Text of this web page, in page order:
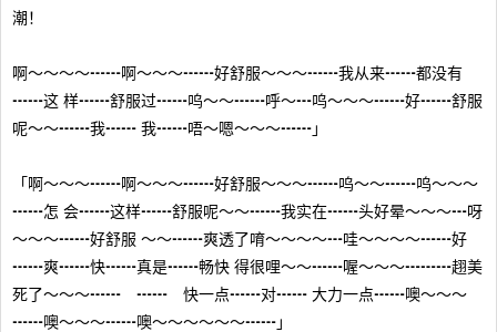
潮！
啊～～～～┅┅啊～～～┅┅好舒服～～～┅┅我从来┅┅都没有
┅┅这 样┅┅舒服过┅┅呜～～┅┅呼～┅呜～～～┅┅好┅┅舒服
呢～～┅┅我┅┅ 我┅┅唔～嗯～～～┅┅」
「啊～～～┅┅啊～～～┅┅好舒服～～～┅┅呜～～┅┅呜～～～
┅┅怎 会┅┅这样┅┅舒服呢～～┅┅我实在┅┅头好晕～～～┅呀
～～～┅┅好舒服 ～～┅┅爽透了唷～～～～┅哇～～～～┅┅好
┅┅爽┅┅快┅┅真是┅┅畅快 得很哩～～┅┅喔～～～┅┅┅趐美
死了～～～┅┅ ┅┅ 快一点┅┅对┅┅ 大力一点┅┅噢～～～
┅┅噢～～～┅┅噢～～～～～～┅┅」